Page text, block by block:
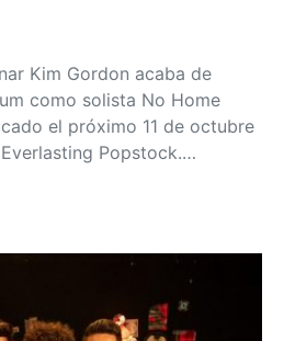
Kim Gordon acaba de
como solista No Home
el próximo 11 de octubre
Popstock.…